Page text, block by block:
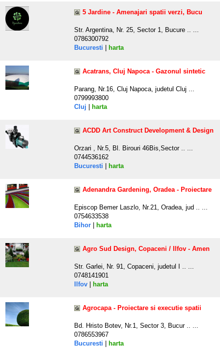
5 Jardine - Amenajari spatii verzi, Bucu
Str. Argentina, Nr. 25, Sector 1, Bucure .. ...
0786300792
Bucuresti
harta
Acatrans, Cluj Napoca - Gazonul sintetic
Parang, Nr.16, Cluj Napoca, judetul Cluj ...
0799993800
Cluj
harta
ACDD Art Construct Development & Design
Orzari , Nr.5, Bl. Birouri 46Bis,Sector .. ...
0744536162
Bucuresti
harta
Adenandra Gardening, Oradea - Proiectare
Episcop Bemer Laszlo, Nr.21, Oradea, jud .. ...
0754633538
Bihor
harta
Agro Sud Design, Copaceni / Ilfov - Amen
Str. Garlei, Nr. 91, Copaceni, judetul I .. ...
0748141901
Ilfov
harta
Agrocapa - Proiectare si executie spatii
Bd. Hristo Botev, Nr.1, Sector 3, Bucur .. ...
0786553967
Bucuresti
harta